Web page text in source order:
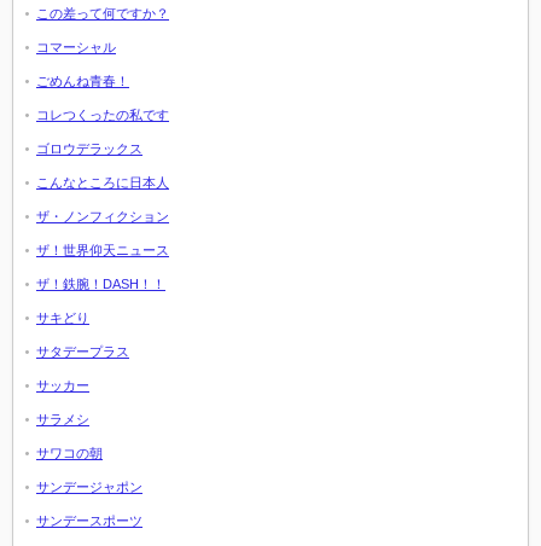
この差って何ですか？
コマーシャル
ごめんね青春！
コレつくったの私です
ゴロウデラックス
こんなところに日本人
ザ・ノンフィクション
ザ！世界仰天ニュース
ザ！鉄腕！DASH！！
サキどり
サタデープラス
サッカー
サラメシ
サワコの朝
サンデージャポン
サンデースポーツ